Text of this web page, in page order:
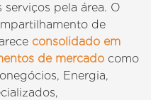
serviços pela área. O
de
consolidado em
de mercado como
Energia,